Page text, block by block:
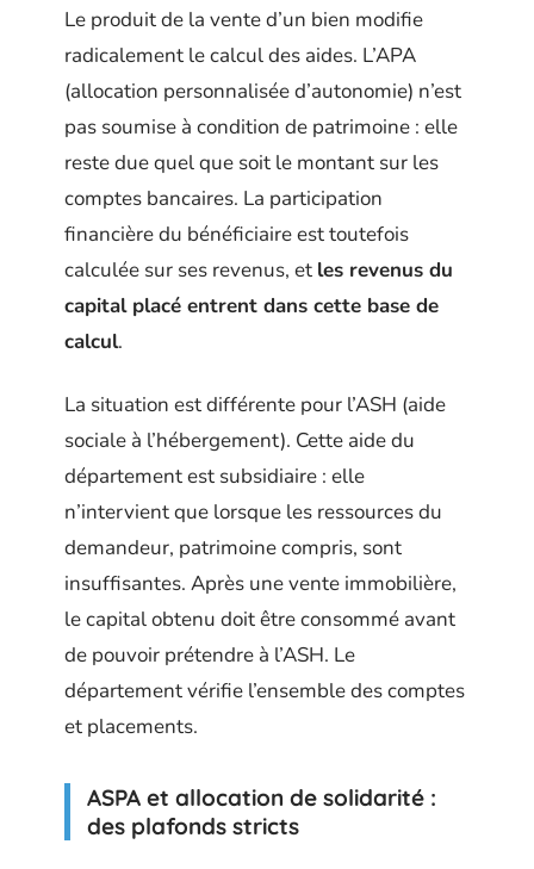
Le produit de la vente d’un bien modifie
radicalement le calcul des aides. L’APA
(allocation personnalisée d’autonomie) n’est
pas soumise à condition de patrimoine : elle
reste due quel que soit le montant sur les
comptes bancaires. La participation
financière du bénéficiaire est toutefois
calculée sur ses revenus, et les revenus du
capital placé entrent dans cette base de
calcul.
La situation est différente pour l’ASH (aide
sociale à l’hébergement). Cette aide du
département est subsidiaire : elle
n’intervient que lorsque les ressources du
demandeur, patrimoine compris, sont
insuffisantes. Après une vente immobilière,
le capital obtenu doit être consommé avant
de pouvoir prétendre à l’ASH. Le
département vérifie l’ensemble des comptes
et placements.
ASPA et allocation de solidarité :
des plafonds stricts